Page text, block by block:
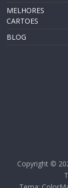
MELHORES
CARTOES
BLOG
Copyright ©